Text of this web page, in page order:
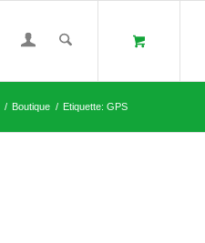
/ Boutique / Etiquette: GPS